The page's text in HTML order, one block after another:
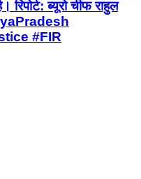
ब्यूरो चीफ राहुल
#FIR